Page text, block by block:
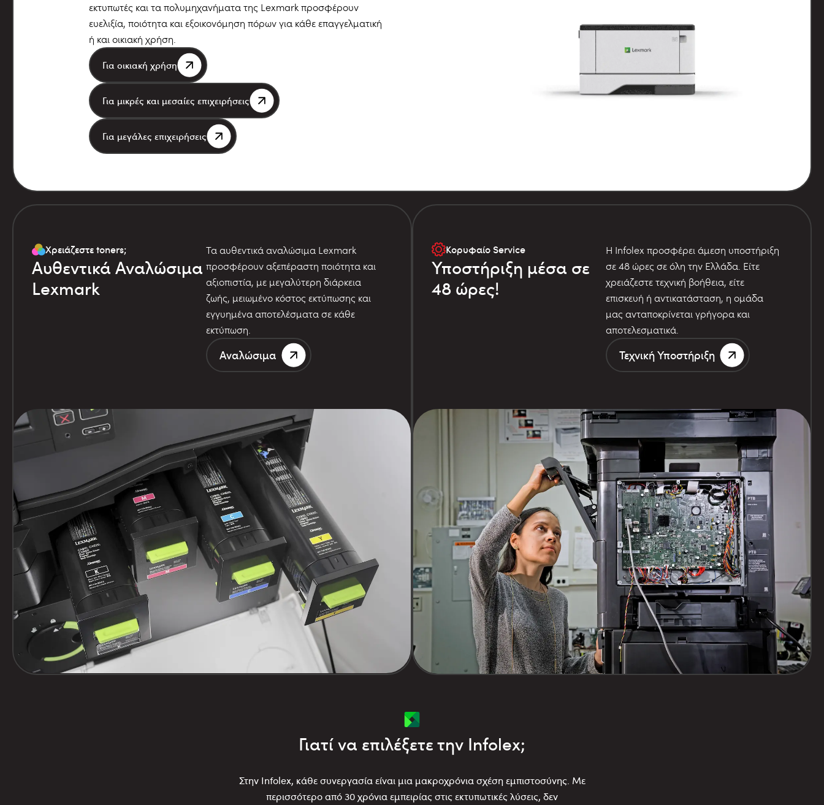
εκτυπωτές και τα πολυμηχανήματα της Lexmark προσφέρουν
ευελιξία, ποιότητα και εξοικονόμηση πόρων για κάθε επαγγελματική
ή και οικιακή χρήση.
Για οικιακή χρήση
Για μικρές και μεσαίες επιχειρήσεις
Για μεγάλες επιχειρήσεις
Χρειάζεστε toners;
Αυθεντικά Αναλώσιμα
Lexmark
Τα αυθεντικά αναλώσιμα Lexmark
προσφέρουν αξεπέραστη ποιότητα και
αξιοπιστία, με μεγαλύτερη διάρκεια
ζωής, μειωμένο κόστος εκτύπωσης και
εγγυημένα αποτελέσματα σε κάθε
εκτύπωση.
Αναλώσιμα
Κορυφαίο Service
Υποστήριξη μέσα σε
48 ώρες!
Η Infolex προσφέρει άμεση υποστήριξη
σε 48 ώρες σε όλη την Ελλάδα. Είτε
χρειάζεστε τεχνική βοήθεια, είτε
επισκευή ή αντικατάσταση, η ομάδα
μας ανταποκρίνεται γρήγορα και
αποτελεσματικά.
Τεχνική Υποστήριξη
Γιατί να επιλέξετε την Infolex;
Στην Infolex, κάθε συνεργασία είναι μια μακροχρόνια σχέση εμπιστοσύνης. Με
περισσότερο από 30 χρόνια εμπειρίας στις εκτυπωτικές λύσεις, δεν